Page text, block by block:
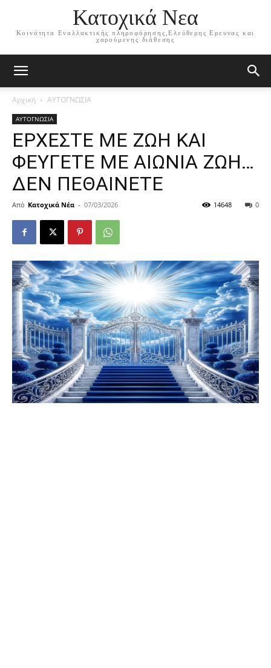
Κατοχικά Νεα
Κοινότητα Εναλλακτικής πληροφόρησης,Ελεύθερης Ερευνας και
χαρούμενης διάθεσης
Αρχική ΑΥΤΟΓΝΩΣΙΑ
ΑΥΤΟΓΝΩΣΙΑ
ΕΡΧΕΣΤΕ ΜΕ ΖΩΗ ΚΑΙ
ΦΕΥΓΕΤΕ ΜΕ ΑΙΩΝΙΑ ΖΩΗ…
ΔΕΝ ΠΕΘΑΙΝΕΤΕ
Από Κατοχικά Νέα - 07/03/2026 0
14648